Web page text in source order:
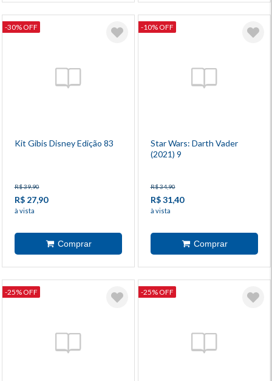
-30% OFF
Kit Gibis Disney Edição 83
R$ 39,90
R$ 27,90
à vista
-10% OFF
Star Wars: Darth Vader
(2021) 9
R$ 34,90
R$ 31,40
à vista
-25% OFF -25% OFF